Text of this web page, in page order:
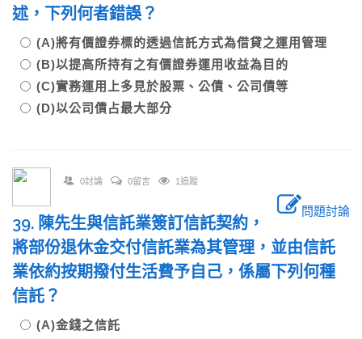
述，下列何者錯誤？
(A)將有價證券標的透過信託方式為借貸之運用管理
(B)以提高所持有之有價證券運用收益為目的
(C)實務運用上多見於股票、公債、公司債等
(D)以公司債占最大部分
0討論 0留言 1追蹤
問題討論
39. 陳先生與信託業簽訂信託契約，
將部份退休金交付信託業為其管理，並由信託
業依約按期撥付生活費予自己，係屬下列何種
信託？
(A)金錢之信託